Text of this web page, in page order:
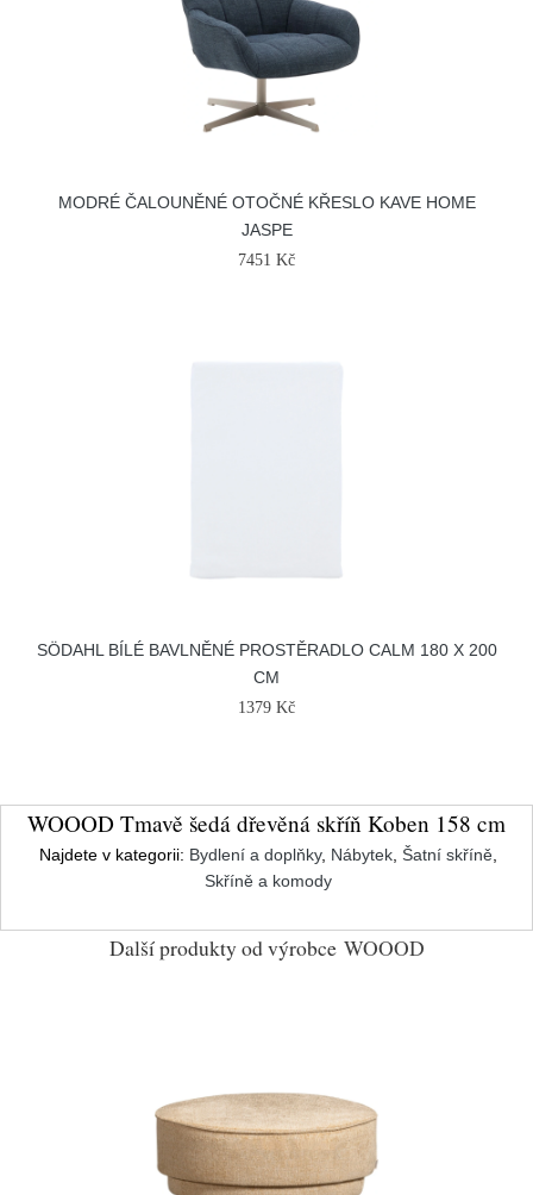
MODRÉ ČALOUNĚNÉ OTOČNÉ KŘESLO KAVE HOME
JASPE
7451 Kč
SÖDAHL BÍLÉ BAVLNĚNÉ PROSTĚRADLO CALM 180 X 200
CM
1379 Kč
WOOOD Tmavě šedá dřevěná skříň Koben 158 cm
Najdete v kategorii: Bydlení a doplňky, Nábytek, Šatní skříně,
Skříně a komody
Další produkty od výrobce WOOOD